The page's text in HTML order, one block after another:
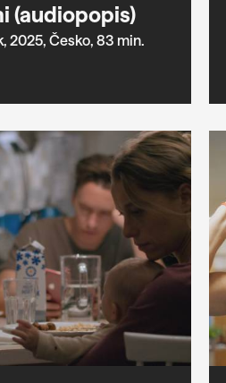
(audiopopis)
2025, Česko, 83 min.